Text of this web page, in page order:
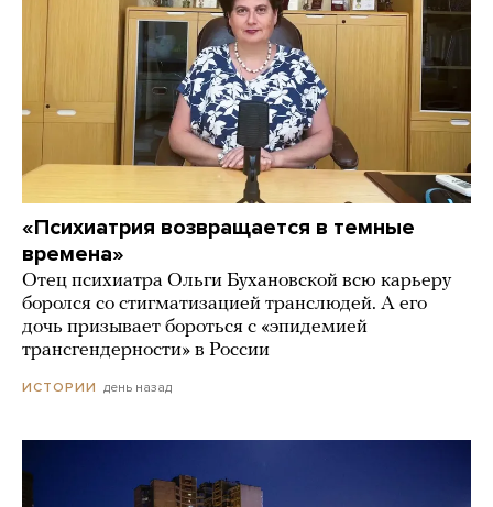
«Психиатрия возвращается в темные
времена»
Отец психиатра Ольги Бухановской всю карьеру
боролся со стигматизацией транслюдей. А его
дочь призывает бороться с «эпидемией
трансгендерности» в России
ИСТОРИИ день назад